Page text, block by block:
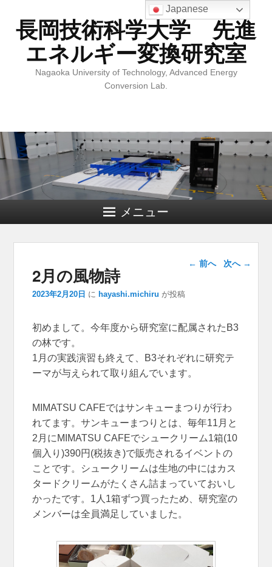
長岡技術科学大学 先進
エネルギー変換研究室
Nagaoka University of Technology, Advanced Energy
Conversion Lab.
メニュー
投稿ナビゲー
ション
← 前へ 次へ →
2月の風物詩
2023年2月20日 に hayashi.michiru が投稿
初めまして。今年度から研究室に配属されたB3
の林です。
1月の実践演習も終えて、B3それぞれに研究テ
ーマが与えられて取り組んでいます。
MIMATSU CAFEではサンキューまつりが行わ
れてます。サンキューまつりとは、毎年11月と
2月にMIMATSU CAFEでシュークリーム1箱(10
個入り)390円(税抜き)で販売されるイベントの
ことです。シュークリームは生地の中にはカス
タードクリームがたくさん詰まっていておいし
かったです。1人1箱ずつ買ったため、研究室の
メンバーは全員満足していました。
Japanese